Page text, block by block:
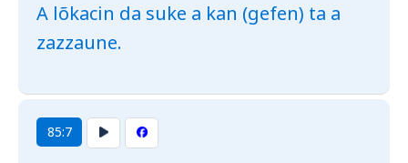
A lõkacin da suke a kan (gefen) ta a
zazzaune.
85:7